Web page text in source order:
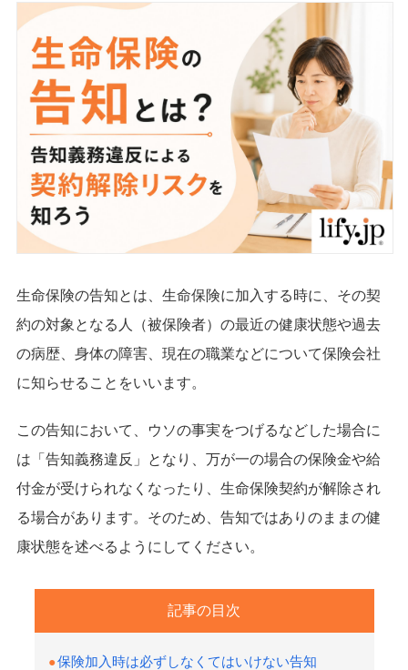
生命保険の告知とは、生命保険に加入する時に、その契
約の対象となる人（被保険者）の最近の健康状態や過去
の病歴、身体の障害、現在の職業などについて保険会社
に知らせることをいいます。
この告知において、ウソの事実をつげるなどした場合に
は「告知義務違反」となり、万が一の場合の保険金や給
付金が受けられなくなったり、生命保険契約が解除され
る場合があります。そのため、告知ではありのままの健
康状態を述べるようにしてください。
記事の目次
保険加入時は必ずしなくてはいけない告知